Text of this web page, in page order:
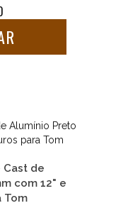
Cast de
com 12" e
Tom